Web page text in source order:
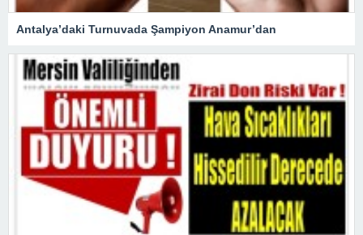
Antalya’daki Turnuvada Şampiyon Anamur’dan